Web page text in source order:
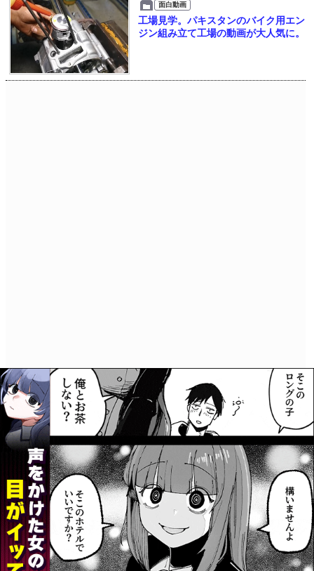
面白動画
工場見学。パキスタンのバイク用エン
ジン組み立て工場の動画が大人気に。